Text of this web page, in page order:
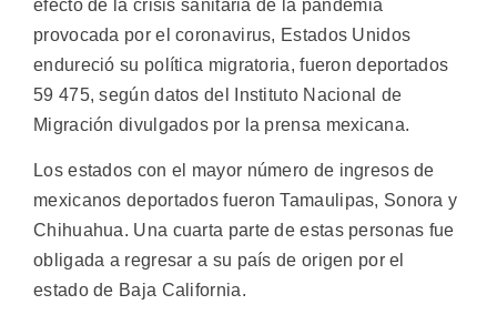
efecto de la crisis sanitaria de la pandemia
provocada por el coronavirus, Estados Unidos
endureció su política migratoria, fueron deportados
59 475, según datos del Instituto Nacional de
Migración divulgados por la prensa mexicana.
Los estados con el mayor número de ingresos de
mexicanos deportados fueron Tamaulipas, Sonora y
Chihuahua. Una cuarta parte de estas personas fue
obligada a regresar a su país de origen por el
estado de Baja California.